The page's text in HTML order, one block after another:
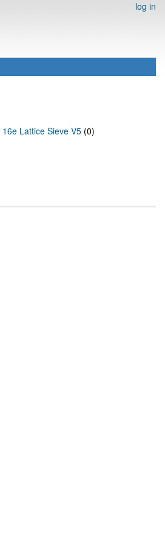
log in
16e Lattice Sieve V5 (0)